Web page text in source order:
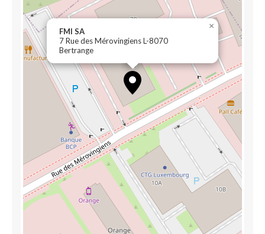
FMI SA
7 Rue des Mérovingiens L-8070
Bertrange
×